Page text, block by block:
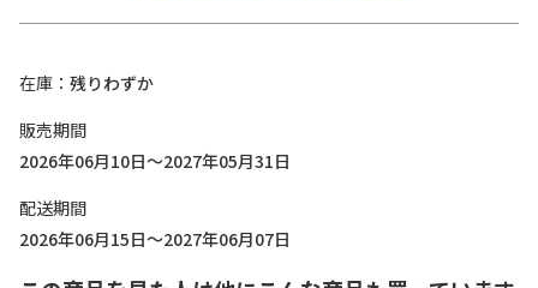
在庫
残りわずか
販売期間
2026年06月10日～2027年05月31日
配送期間
2026年06月15日～2027年06月07日